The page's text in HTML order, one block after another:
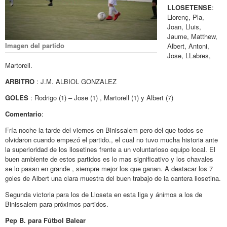
Imagen del partido
LLOSETENSE:
Llorenç, Pla,
Joan, Lluis,
Jaume, Matthew,
Albert, Antoni,
Jose, LLabres,
Martorell.
ARBITRO : J.M. ALBIOL GONZALEZ
GOLES : Rodrigo (1) – Jose (1) , Martorell (1) y Albert (7)
Comentario:
Fría noche la tarde del viernes en Binissalem pero del que todos se
olvidaron cuando empezó el partido., el cual no tuvo mucha historia ante
la superioridad de los llosetines frente a un voluntarioso equipo local. El
buen ambiente de estos partidos es lo mas significativo y los chavales
se lo pasan en grande , siempre mejor los que ganan. A destacar los 7
goles de Albert una clara muestra del buen trabajo de la cantera llosetina.
Segunda victoria para los de Lloseta en esta liga y ánimos a los de
Binissalem para próximos partidos.
Pep B. para Fútbol Balear